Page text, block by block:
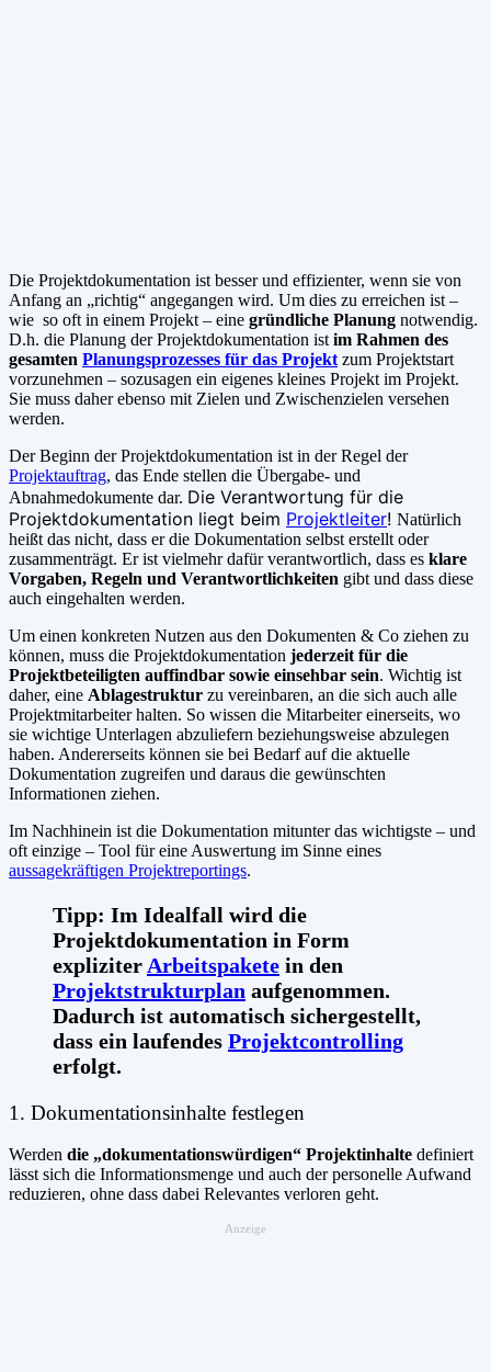
Die Projektdokumentation ist besser und effizienter, wenn sie von
Anfang an „richtig“ angegangen wird. Um dies zu erreichen ist –
wie so oft in einem Projekt – eine gründliche Planung notwendig.
D.h. die Planung der Projektdokumentation ist im Rahmen des
gesamten Planungsprozesses für das Projekt zum Projektstart
vorzunehmen – sozusagen ein eigenes kleines Projekt im Projekt.
Sie muss daher ebenso mit Zielen und Zwischenzielen versehen
werden.
Der Beginn der Projektdokumentation ist in der Regel der
Projektauftrag, das Ende stellen die Übergabe- und
Abnahmedokumente dar. Die Verantwortung für die
Projektdokumentation liegt beim Projektleiter! Natürlich
heißt das nicht, dass er die Dokumentation selbst erstellt oder
zusammenträgt. Er ist vielmehr dafür verantwortlich, dass es klare
Vorgaben, Regeln und Verantwortlichkeiten gibt und dass diese
auch eingehalten werden.
Um einen konkreten Nutzen aus den Dokumenten & Co ziehen zu
können, muss die Projektdokumentation jederzeit für die
Projektbeteiligten auffindbar sowie einsehbar sein. Wichtig ist
daher, eine Ablagestruktur zu vereinbaren, an die sich auch alle
Projektmitarbeiter halten. So wissen die Mitarbeiter einerseits, wo
sie wichtige Unterlagen abzuliefern beziehungsweise abzulegen
haben. Andererseits können sie bei Bedarf auf die aktuelle
Dokumentation zugreifen und daraus die gewünschten
Informationen ziehen.
Im Nachhinein ist die Dokumentation mitunter das wichtigste – und
oft einzige – Tool für eine Auswertung im Sinne eines
aussagekräftigen Projektreportings.
Tipp: Im Idealfall wird die
Projektdokumentation in Form
expliziter Arbeitspakete in den
Projektstrukturplan aufgenommen.
Dadurch ist automatisch sichergestellt,
dass ein laufendes Projektcontrolling
erfolgt.
1. Dokumentationsinhalte festlegen
Werden die „dokumentationswürdigen“ Projektinhalte definiert
lässt sich die Informationsmenge und auch der personelle Aufwand
reduzieren, ohne dass dabei Relevantes verloren geht.
Anzeige